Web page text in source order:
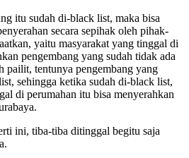
itu sudah di-black list, maka bisa
secara sepihak oleh pihak-
yaitu masyarakat yang tinggal di
pengembang yang sudah tidak ada
pailit, tentunya pengembang yang
sehingga ketika sudah di-black list,
di perumahan itu bisa menyerahkan
ini, tiba-tiba ditinggal begitu saja